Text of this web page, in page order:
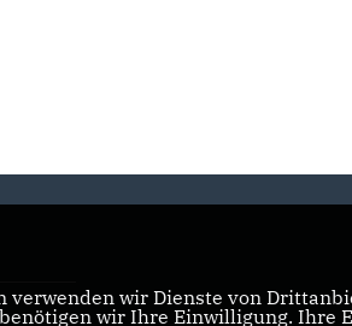
verwenden wir Dienste von
wir Ihre Einwilligung. Ihre